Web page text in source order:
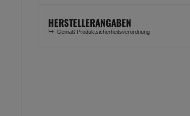
HERSTELLERANGABEN
Gemäß Produktsicherheitsverordnung